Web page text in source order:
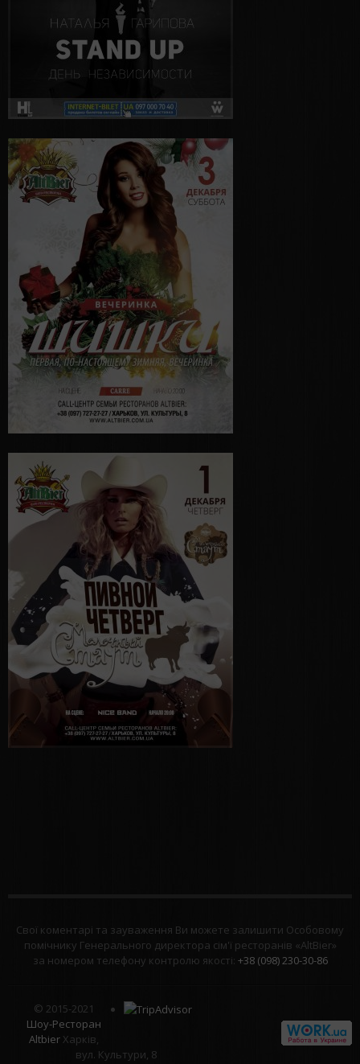
Свої коментарі та зауваження Ви можете залишити Особовому
помічнику Генерального директора сім'ї ресторанів «AltBier»
за номером телефону контролю якості: +38 (098) 230-30-86
© 2015-2021
Шоу-Ресторан
AltbierХарків,
вул. Культури, 8